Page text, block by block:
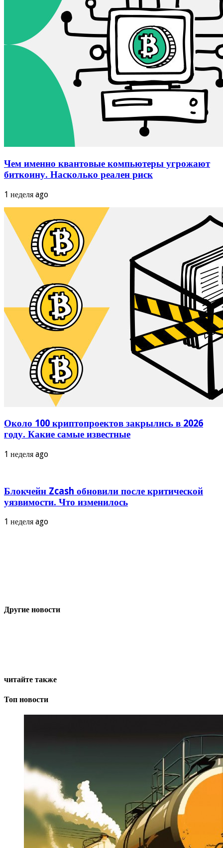
Чем именно квантовые компьютеры угрожают
биткоину. Насколько реален риск
1 неделя ago
Около 100 криптопроектов закрылись в 2026
году. Какие самые известные
1 неделя ago
Блокчейн Zcash обновили после критической
уязвимости. Что изменилось
1 неделя ago
Другие новости
читайте также
Топ новости